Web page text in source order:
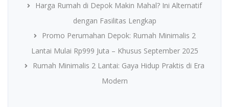
Harga Rumah di Depok Makin Mahal? Ini Alternatif
dengan Fasilitas Lengkap
Promo Perumahan Depok: Rumah Minimalis 2
Lantai Mulai Rp999 Juta – Khusus September 2025
Rumah Minimalis 2 Lantai: Gaya Hidup Praktis di Era
Modern